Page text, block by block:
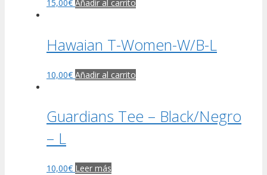
15,00€ Añadir al carrito
Hawaian T-Women-W/B-L
10,00€ Añadir al carrito
Guardians Tee – Black/Negro
– L
10,00€ Leer más